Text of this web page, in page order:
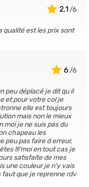
2.1
qualité est les prix sont
6
peu déplacé je dit qu il
et pour votre col je
elle est toujours
mais non le mieux
moi je ne suis pas du
chapeau les
peu pas faire d erreur,
!!!'moi en tout cas je
satisfaite de mes
une couleur je n'y vais
faut que je reprenne rdv